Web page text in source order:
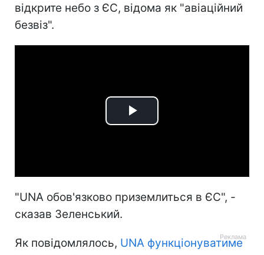
відкрите небо з ЄС, відома як "авіаційний
безвіз".
Play
"UNA обов'язково приземлиться в ЄС", -
сказав Зеленський.
Як повідомлялось, UNA функціонуватиме